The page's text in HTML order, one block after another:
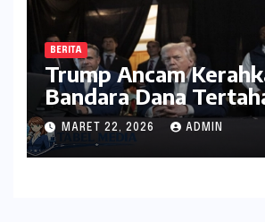
BERITA
Trump Ancam
Bandara Dana
MARET 22, 2026 ADMIN